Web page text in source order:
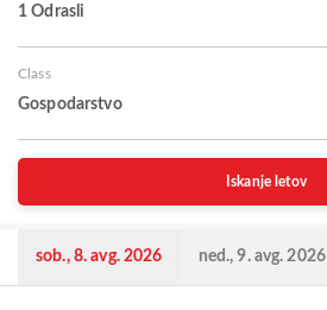
1 Odrasli
Class
Gospodarstvo
Iskanje letov
sob., 8. avg. 2026 ned., 9. avg. 2026